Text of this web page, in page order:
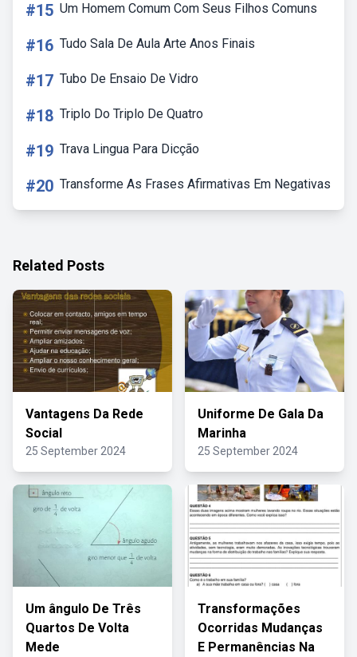
#15 Um Homem Comum Com Seus Filhos Comuns
#16 Tudo Sala De Aula Arte Anos Finais
#17 Tubo De Ensaio De Vidro
#18 Triplo Do Triplo De Quatro
#19 Trava Lingua Para Dicção
#20 Transforme As Frases Afirmativas Em Negativas
Related Posts
Vantagens Da Rede
Social
25 September 2024
Uniforme De Gala Da
Marinha
25 September 2024
Um ângulo De Três
Quartos De Volta
Mede
Transformações
Ocorridas Mudanças
E Permanências Na